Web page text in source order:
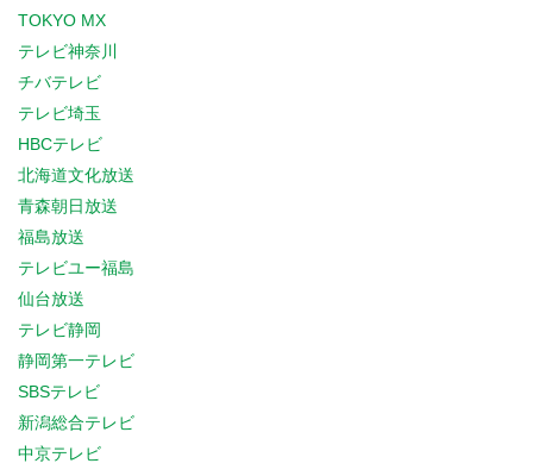
TOKYO MX
テレビ神奈川
チバテレビ
テレビ埼玉
HBCテレビ
北海道文化放送
青森朝日放送
福島放送
テレビユー福島
仙台放送
テレビ静岡
静岡第一テレビ
SBSテレビ
新潟総合テレビ
中京テレビ